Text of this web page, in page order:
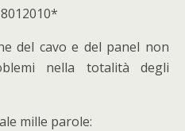
del cavo e del panel non
nella totalità degli
mille parole: